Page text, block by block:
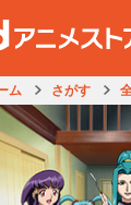
ム さがす